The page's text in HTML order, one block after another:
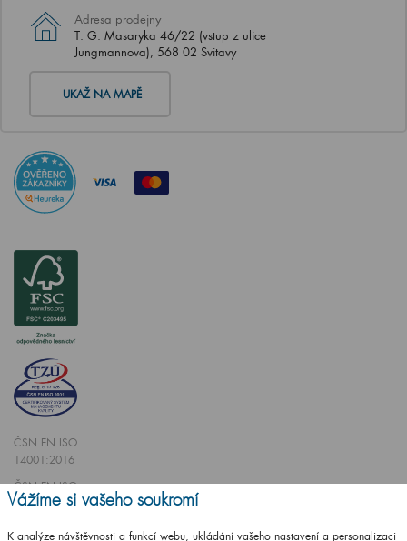
Adresa prodejny
T. G. Masaryka 46/22 (vstup z ulice
Jungmannova), 568 02 Svitavy
UKAŽ NA MAPĚ
ČSN EN ISO
14001:2016
ČSN EN ISO
9001:2016
Vážíme si vašeho soukromí
K analýze návštěvnosti a funkcí webu, ukládání vašeho nastavení a personalizaci